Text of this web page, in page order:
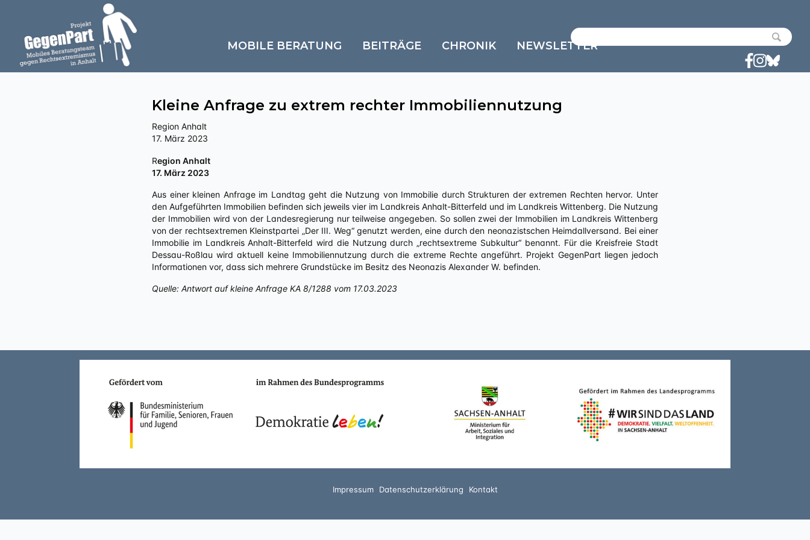
MOBILE BERATUNG BEITRÄGE CHRONIK NEWSLETTER
Kleine Anfrage zu extrem rechter Immobiliennutzung
Region Anhalt
17. März 2023
Region Anhalt
17. März 2023
Aus einer kleinen Anfrage im Landtag geht die Nutzung von Immobilie durch Strukturen der extremen Rechten hervor. Unter
den Aufgeführten Immobilien befinden sich jeweils vier im Landkreis Anhalt-Bitterfeld und im Landkreis Wittenberg. Die Nutzung
der Immobilien wird von der Landesregierung nur teilweise angegeben. So sollen zwei der Immobilien im Landkreis Wittenberg
von der rechtsextremen Kleinstpartei „Der III. Weg“ genutzt werden, eine durch den neonazistschen Heimdallversand. Bei einer
Immobilie im Landkreis Anhalt-Bitterfeld wird die Nutzung durch „rechtsextreme Subkultur“ benannt. Für die Kreisfreie Stadt
Dessau-Roßlau wird aktuell keine Immobiliennutzung durch die extreme Rechte angeführt. Projekt GegenPart liegen jedoch
Informationen vor, dass sich mehrere Grundstücke im Besitz des Neonazis Alexander W. befinden.
Quelle: Antwort auf kleine Anfrage KA 8/1288 vom 17.03.2023
Impressum Datenschutzerklärung Kontakt